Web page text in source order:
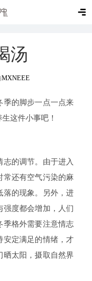
汤
MXNEEE
季的脚步一点一点来
这件小事吧！
的调节。由于进入
常还有空气污染的麻
落的现象。另外，进
强度都会增加，人们
季格外需要注意情志
安定满足的情绪，才
晒太阳，摄取自然界